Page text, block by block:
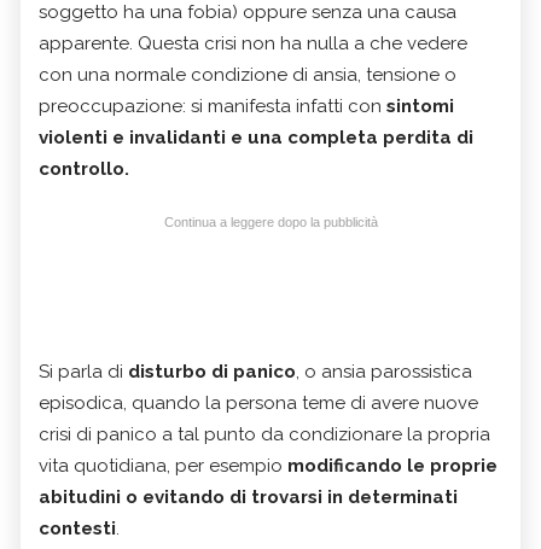
soggetto ha una fobia) oppure senza una causa
apparente. Questa crisi non ha nulla a che vedere
con una normale condizione di ansia, tensione o
preoccupazione: si manifesta infatti con sintomi
violenti e invalidanti e una completa perdita di
controllo.
Continua a leggere dopo la pubblicità
Si parla di disturbo di panico, o ansia parossistica
episodica, quando la persona teme di avere nuove
crisi di panico a tal punto da condizionare la propria
vita quotidiana, per esempio modificando le proprie
abitudini o evitando di trovarsi in determinati
contesti.